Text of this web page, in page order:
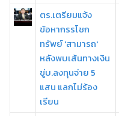
ตร.เตรียมแจ้ง
ข้อหากรรโชก
ทรัพย์ 'สามารถ'
หลังพบเส้นทางเงิน
ขู่บ.ลงทุนจ่าย 5
แสน แลกไม่ร้อง
เรียน